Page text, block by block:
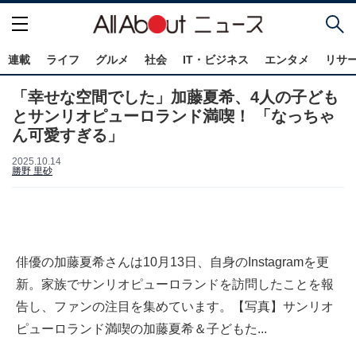
連載 ライフ グルメ 社会 IT・ビジネス エンタメ リサ
「幸せな空間でした」加藤夏希、4人の子ども
とサンリオピューロランド満喫！ 「なっちゃ
ん可愛すぎる」
2025.10.14
勝野 里砂
俳優の加藤夏希さんは10月13日、自身のInstagramを更
新。家族でサンリオピューロランドを訪問したことを報
告し、ファンの注目を集めています。【写真】サンリオ
ピューロランド満喫の加藤夏希＆子どもた...